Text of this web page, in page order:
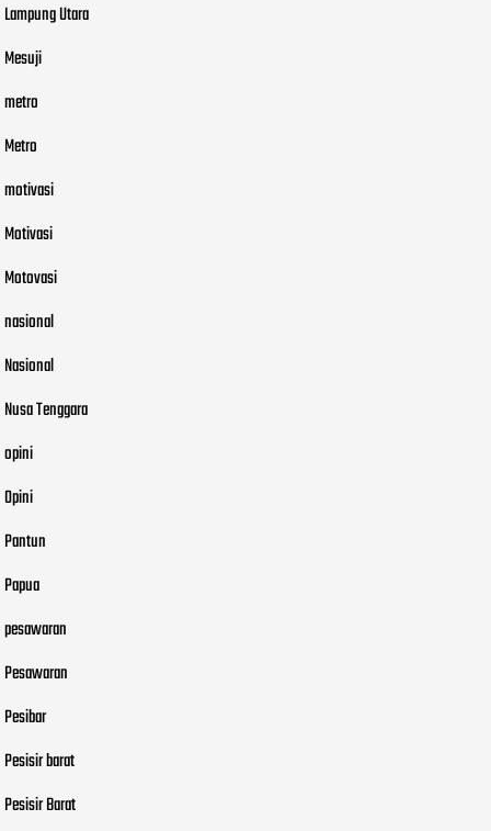
Lampung Utara
Mesuji
metro
Metro
motivasi
Motivasi
Motovasi
nasional
Nasional
Nusa Tenggara
opini
Opini
Pantun
Papua
pesawaran
Pesawaran
Pesibar
Pesisir barat
Pesisir Barat